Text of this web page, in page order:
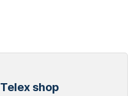
Telex shop